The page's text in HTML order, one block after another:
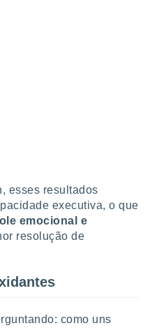
esses resultados
executiva, o que
emocional e
resolução de
como uns